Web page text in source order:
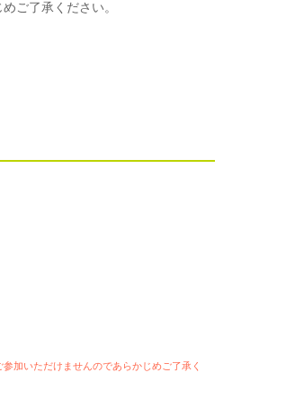
ご了承ください。
加いただけませんのであらかじめご了承く